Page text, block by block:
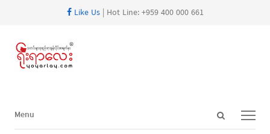
Like Us| Hot Line: +959 400 000 661
Open
Menu
Menu